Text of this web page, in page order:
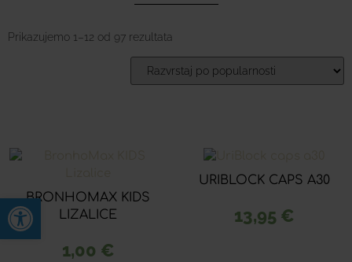
Prikazujemo 1–12 od 97 rezultata
BRONHOMAX KIDS
LIZALICE
1,00 €
URIBLOCK CAPS A30
13,95 €
Open toolbar